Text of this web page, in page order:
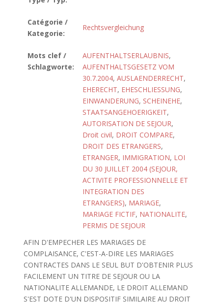
Catégorie /
Kategorie:
Rechtsvergleichung
Mots clef /
Schlagworte:
AUFENTHALTSERLAUBNIS,
AUFENTHALTSGESETZ VOM
30.7.2004, AUSLAENDERRECHT,
EHERECHT, EHESCHLIESSUNG,
EINWANDERUNG, SCHEINEHE,
STAATSANGEHOERIGKEIT,
AUTORISATION DE SEJOUR,
Droit civil, DROIT COMPARE,
DROIT DES ETRANGERS,
ETRANGER, IMMIGRATION, LOI
DU 30 JUILLET 2004 (SEJOUR,
ACTIVITE PROFESSIONNELLE ET
INTEGRATION DES
ETRANGERS), MARIAGE,
MARIAGE FICTIF, NATIONALITE,
PERMIS DE SEJOUR
AFIN D'EMPECHER LES MARIAGES DE
COMPLAISANCE, C'EST-A-DIRE LES MARIAGES
CONTRACTES DANS LE SEUL BUT D'OBTENIR PLUS
FACILEMENT UN TITRE DE SEJOUR OU LA
NATIONALITE ALLEMANDE, LE DROIT ALLEMAND
S'EST DOTE D'UN DISPOSITIF SIMILAIRE AU DROIT